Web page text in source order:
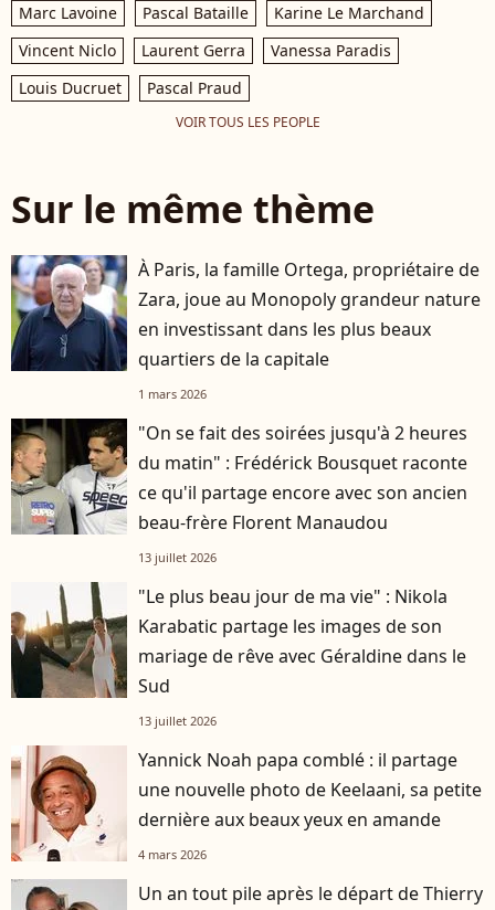
Marc Lavoine Pascal Bataille
Karine Le Marchand
Vincent Niclo
Laurent Gerra
Vanessa Paradis
Louis Ducruet
Pascal Praud
VOIR TOUS LES PEOPLE
Sur le même thème
À Paris, la famille Ortega, propriétaire de
Zara, joue au Monopoly grandeur nature
en investissant dans les plus beaux
quartiers de la capitale
1 mars 2026
"On se fait des soirées jusqu'à 2 heures
du matin" : Frédérick Bousquet raconte
ce qu'il partage encore avec son ancien
beau-frère Florent Manaudou
13 juillet 2026
"Le plus beau jour de ma vie" : Nikola
Karabatic partage les images de son
mariage de rêve avec Géraldine dans le
Sud
13 juillet 2026
Yannick Noah papa comblé : il partage
une nouvelle photo de Keelaani, sa petite
dernière aux beaux yeux en amande
4 mars 2026
Un an tout pile après le départ de Thierry